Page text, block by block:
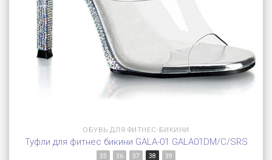
ОБУВЬ ДЛЯ ФИТНЕС-БИКИНИ
Туфли для фитнес бикини GALA-01 GALA01DM/C/SRS
35 36 37 38 39